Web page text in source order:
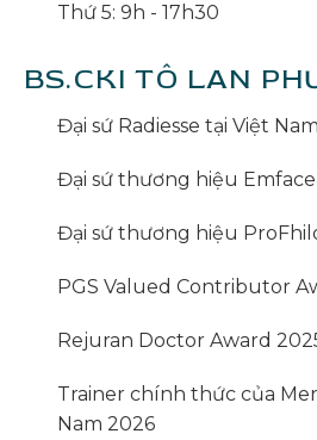
Thứ 5: 9h - 17h30
BS.CKI TÔ LAN
Đại sứ Radiesse tại Việt
Đại sứ thương hiệu
Đại sứ thương hiệu
PGS Valued Contributor
Rejuran Doctor Award
Trainer chính thức của
Nam 2026